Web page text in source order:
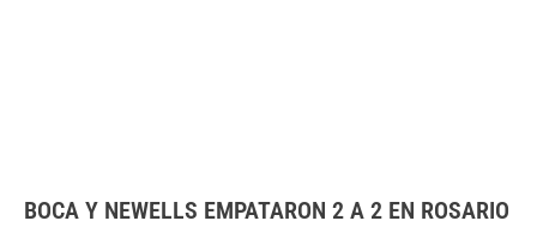
BOCA Y NEWELLS EMPATARON 2 A 2 EN ROSARIO